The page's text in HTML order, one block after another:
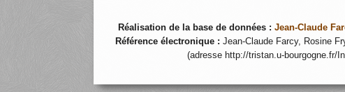
Réalisation de la base de données : Jean-Claude
Référence électronique : Jean-Claude Farcy, Rosine
(adresse http://tristan.u-bourgogne.fr/